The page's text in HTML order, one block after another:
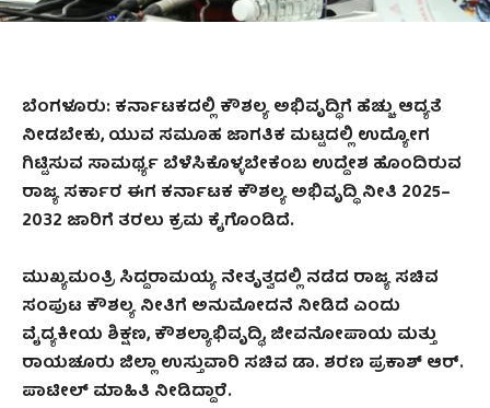
ಬೆಂಗಳೂರು: ಕರ್ನಾಟಕದಲ್ಲಿ ಕೌಶಲ್ಯ ಅಭಿವೃದ್ಧಿಗೆ ಹೆಚ್ಚು ಆದ್ಯತೆ
ನೀಡಬೇಕು, ಯುವ ಸಮೂಹ ಜಾಗತಿಕ ಮಟ್ಟದಲ್ಲಿ ಉದ್ಯೋಗ
ಗಿಟ್ಟಿಸುವ ಸಾಮರ್ಥ್ಯ ಬೆಳೆಸಿಕೊಳ್ಳಬೇಕೆಂಬ ಉದ್ದೇಶ ಹೊಂದಿರುವ
ರಾಜ್ಯ ಸರ್ಕಾರ ಈಗ ಕರ್ನಾಟಕ ಕೌಶಲ್ಯ ಅಭಿವೃದ್ಧಿ ನೀತಿ 2025–
2032 ಜಾರಿಗೆ ತರಲು ಕ್ರಮ ಕೈಗೊಂಡಿದೆ.
ಮುಖ್ಯಮಂತ್ರಿ ಸಿದ್ದರಾಮಯ್ಯ ನೇತೃತ್ವದಲ್ಲಿ ನಡೆದ ರಾಜ್ಯ ಸಚಿವ
ಸಂಪುಟ ಕೌಶಲ್ಯ ನೀತಿಗೆ ಅನುಮೋದನೆ ನೀಡಿದೆ ಎಂದು
ವೈದ್ಯಕೀಯ ಶಿಕ್ಷಣ, ಕೌಶಲ್ಯಾಭಿವೃದ್ಧಿ, ಜೀವನೋಪಾಯ ಮತ್ತು
ರಾಯಚೂರು ಜಿಲ್ಲಾ ಉಸ್ತುವಾರಿ ಸಚಿವ ಡಾ. ಶರಣ ಪ್ರಕಾಶ್ ಆರ್‌.
ಪಾಟೀಲ್ ಮಾಹಿತಿ ನೀಡಿದ್ದಾರೆ.